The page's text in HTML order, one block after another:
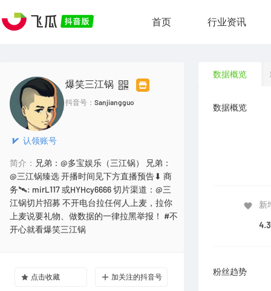
首页 行业资讯
认领账号
爆笑三江锅
抖音号： Sanjiangguo
简介： 兄弟：@多宝娱乐（三江锅） 兄弟：
@三江锅臻选 开播时间见下方直播预告⬇ 商
务🛰: mirL117 或HYHcy6666 切片渠道：@三
江锅切片招募 不开电台拉任何人上麦，拉你
上麦说要礼物、做数据的一律拉黑举报！ #不
开心就看爆笑三江锅
点击收藏 加关注的抖音号
数据概览
数据概览
新
粉丝趋势